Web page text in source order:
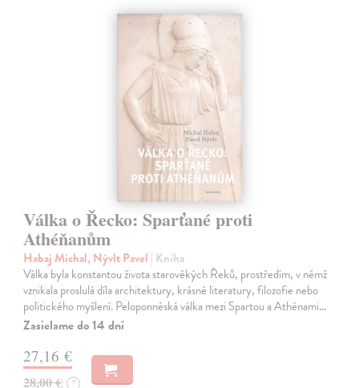
Válka o Řecko: Sparťané proti
Athéňanům
Habaj Michal, Nývlt Pavel | Kniha
Válka byla konstantou života starověkých Řeků, prostředím, v němž
vznikala proslulá díla architektury, krásné literatury, filozofie nebo
politického myšlení. Peloponnéská válka mezi Spartou a Athénami…
Zasielame do 14 dní
27,16 €
28,00 € ?